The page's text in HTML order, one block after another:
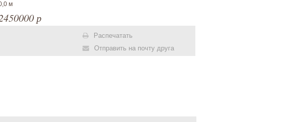
м
р
Распечатать
Отправить на почту друга